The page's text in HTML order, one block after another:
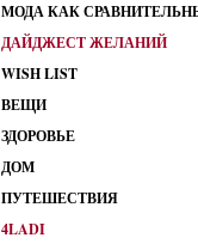
МОДА КАК
ДАЙДЖЕСТ ЖЕЛАНИЙ
WISH LIST
ВЕЩИ
ЗДОРОВЬЕ
ДОМ
ПУТЕШЕСТВИЯ
4LADI